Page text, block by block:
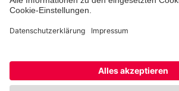
Cookie-Einstellungen Datenschutz